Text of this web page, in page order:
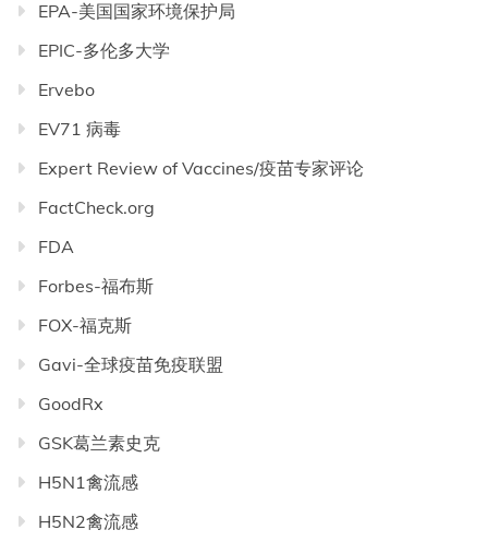
EPA-美国国家环境保护局
EPIC-多伦多大学
Ervebo
EV71 病毒
Expert Review of Vaccines/疫苗专家评论
FactCheck.org
FDA
Forbes-福布斯
FOX-福克斯
Gavi-全球疫苗免疫联盟
GoodRx
GSK葛兰素史克
H5N1禽流感
H5N2禽流感